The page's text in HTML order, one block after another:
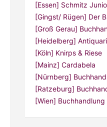
[Essen] Schmitz
[Gingst/ Rügen] Der
[Groß Gerau]
[Heidelberg]
[Köln] Knirps & Riese
[Mainz] Cardabela
[Nürnberg]
[Ratzeburg]
[Wien] Buchhandlung